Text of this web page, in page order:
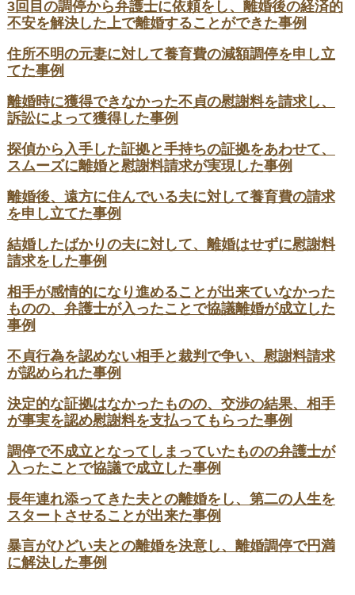
3回目の調停から弁護士に依頼をし、離婚後の経済的
不安を解決した上で離婚することができた事例
住所不明の元妻に対して養育費の減額調停を申し立
てた事例
離婚時に獲得できなかった不貞の慰謝料を請求し、
訴訟によって獲得した事例
探偵から入手した証拠と手持ちの証拠をあわせて、
スムーズに離婚と慰謝料請求が実現した事例
離婚後、遠方に住んでいる夫に対して養育費の請求
を申し立てた事例
結婚したばかりの夫に対して、離婚はせずに慰謝料
請求をした事例
相手が感情的になり進めることが出来ていなかった
ものの、弁護士が入ったことで協議離婚が成立した
事例
不貞行為を認めない相手と裁判で争い、慰謝料請求
が認められた事例
決定的な証拠はなかったものの、交渉の結果、相手
が事実を認め慰謝料を支払ってもらった事例
調停で不成立となってしまっていたものの弁護士が
入ったことで協議で成立した事例
長年連れ添ってきた夫との離婚をし、第二の人生を
スタートさせることが出来た事例
暴言がひどい夫との離婚を決意し、離婚調停で円満
に解決した事例